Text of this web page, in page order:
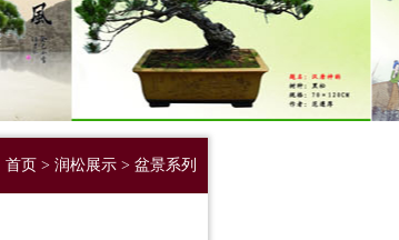
首页 > 润松展示 > 盆景系列